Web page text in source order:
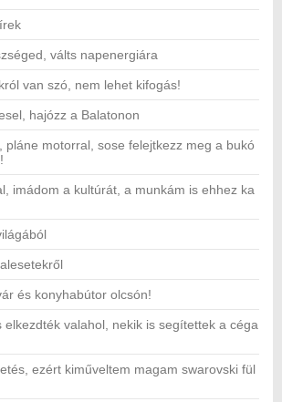
válts napenergiára
van szó, nem lehet kifogás!
hajózz a Balatonon
pláne motorral, sose felejtkezz meg a bukó
imádom a kultúrát, a munkám is ehhez ka
és konyhabútor olcsón!
elkezdték valahol, nekik is segítettek a céga
ezért kiműveltem magam swarovski fül